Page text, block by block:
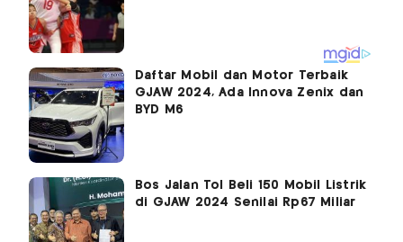
Daftar Mobil dan Motor Terbaik
GJAW 2024, Ada Innova Zenix dan
BYD M6
Bos Jalan Tol Beli 150 Mobil Listrik
di GJAW 2024 Senilai Rp67 Miliar